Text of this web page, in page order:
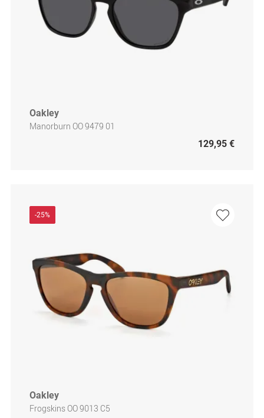
Oakley
Manorburn OO 9479 01
129,95 €
-25%
Oakley
Frogskins OO 9013 C5